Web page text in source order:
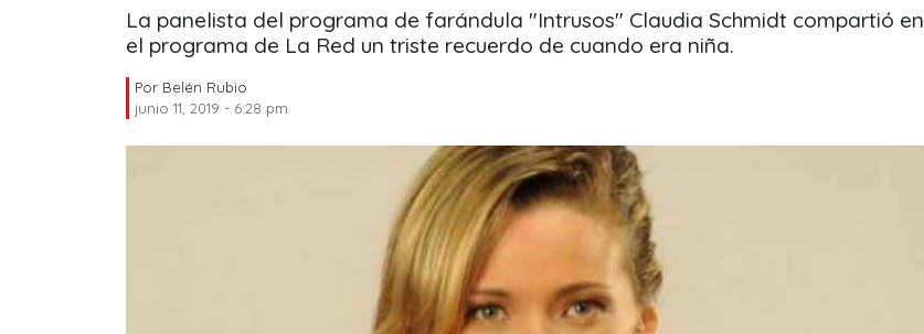
La panelista del programa de farándula "Intrusos" Claudia Schmidt compartió en
el programa de La Red un triste recuerdo de cuando era niña.
Por Belén Rubio
junio 11, 2019 - 6:28 pm